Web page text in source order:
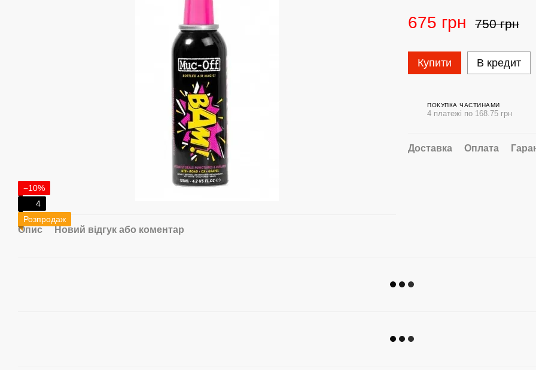
−10%
4
Розпродаж
Опис Новий відгук або коментар
675 грн 750 грн
Купити В кредит
ПОКУПКА ЧАСТИНАМИ
4 платежі по 168.75 грн
Доставка Оплата